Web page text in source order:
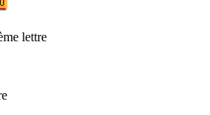
lettre